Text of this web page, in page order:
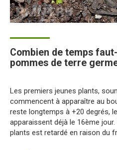
Combien de temps
pommes de terre
Les premiers jeunes plants,
commencent à apparaître au
reste longtemps à +20 degrés,
apparaissent déjà le 16ème
plants est retardé en raison du